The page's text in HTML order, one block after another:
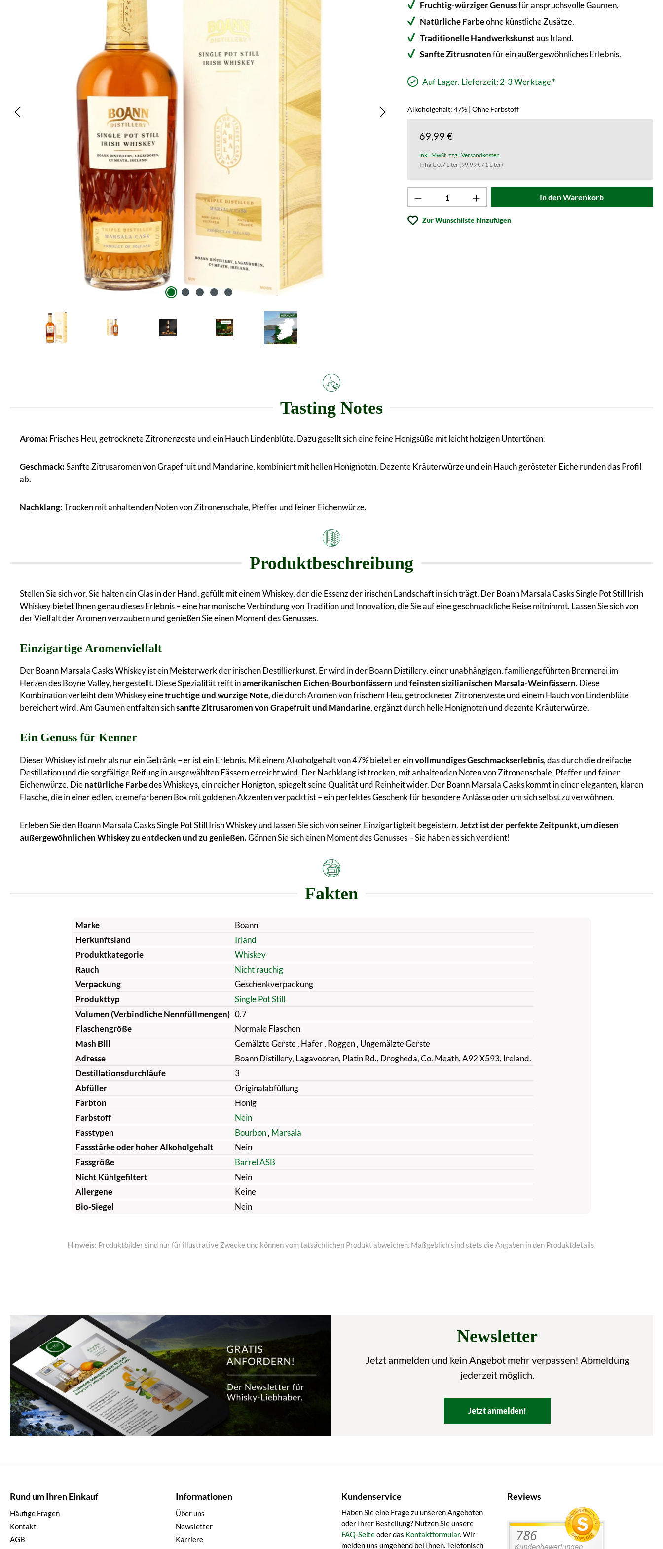
Fruchtig-würziger Genussfür anspruchsvolle Gaumen.
Natürliche Farbeohne künstliche Zusätze.
Traditionelle Handwerkskunstaus Irland.
Sanfte Zitrusnotenfür ein außergewöhnliches Erlebnis.
Auf Lager. Lieferzeit: 2-3 Werktage.*
Alkoholgehalt: 47% | Ohne Farbstoff
69,99 €
inkl. MwSt. zzgl. Versandkosten
Inhalt:0.7 Liter(99,99 € / 1 Liter)
Produkt Anzahl: Gib den gewünschten Wert ein
In den Warenkorb
Zur Wunschliste hinzufügen
Tasting Notes
Aroma: Frisches Heu, getrocknete Zitronenzeste und ein Hauch Lindenblüte. Dazu gesellt sich eine feine Honigsüße mit leicht holzigen Untertönen.
Geschmack:Sanfte Zitrusaromen von Grapefruit und Mandarine, kombiniert mit hellen Honignoten. Dezente Kräuterwürze und ein Hauch gerösteter Eiche runden das Profil
ab.
Nachklang:Trocken mit anhaltenden Noten von Zitronenschale, Pfeffer und feiner Eichenwürze.
Produktbeschreibung
Stellen Sie sich vor, Sie halten ein Glas in der Hand, gefüllt mit einem Whiskey, der die Essenz der irischen Landschaft in sich trägt. Der Boann Marsala Casks Single Pot Still Irish
Whiskey bietet Ihnen genau dieses Erlebnis – eine harmonische Verbindung von Tradition und Innovation, die Sie auf eine geschmackliche Reise mitnimmt. Lassen Sie sich von
der Vielfalt der Aromen verzaubern und genießen Sie einen Moment des Genusses.
Einzigartige Aromenvielfalt
Der Boann Marsala Casks Whiskey ist ein Meisterwerk der irischen Destillierkunst. Er wird in der Boann Distillery, einer unabhängigen, familiengeführten Brennerei im
Herzen des Boyne Valley, hergestellt. Diese Spezialität reift inamerikanischen Eichen-Bourbonfässern undfeinsten sizilianischen Marsala-Weinfässern. Diese
Kombination verleiht dem Whiskey einefruchtige und würzige Note, die durch Aromen von frischem Heu, getrockneter Zitronenzeste und einem Hauch von Lindenblüte
bereichert wird. Am Gaumen entfalten sichsanfte Zitrusaromen von Grapefruit und Mandarine, ergänzt durch helle Honignoten und dezente Kräuterwürze.
Ein Genuss für Kenner
Dieser Whiskey ist mehr als nur ein Getränk – er ist ein Erlebnis. Mit einem Alkoholgehalt von 47% bietet er einvollmundiges Geschmackserlebnis, das durch die dreifache
Destillation und die sorgfältige Reifung in ausgewählten Fässern erreicht wird. Der Nachklang ist trocken, mit anhaltenden Noten von Zitronenschale, Pfeffer und feiner
Eichenwürze. Dienatürliche Farbedes Whiskeys, ein reicher Honigton, spiegelt seine Qualität und Reinheit wider. Der Boann Marsala Casks kommt in einer eleganten, klaren
Flasche, die in einer edlen, cremefarbenen Box mit goldenen Akzenten verpackt ist – ein perfektes Geschenk für besondere Anlässe oder um sich selbst zu verwöhnen.
Erleben Sie den Boann Marsala Casks Single Pot Still Irish Whiskey und lassen Sie sich von seiner Einzigartigkeit begeistern.Jetzt ist der perfekte Zeitpunkt, um diesen
außergewöhnlichen Whiskey zu entdecken und zu genießen.Gönnen Sie sich einen Moment des Genusses – Sie haben es sich verdient!
Fakten
Marke
Boann
Herkunftsland
Irland
Produktkategorie
Whiskey
Rauch
Nicht rauchig
Verpackung
Geschenkverpackung
Produkttyp
Single Pot Still
Volumen (Verbindliche Nennfüllmengen) 0.7
Flaschengröße
Normale Flaschen
Mash Bill
Gemälzte Gerste, Hafer, Roggen, Ungemälzte Gerste
Adresse
Boann Distillery, Lagavooren, Platin Rd., Drogheda, Co. Meath, A92 X593, Ireland.
Destillationsdurchläufe
3
Abfüller
Originalabfüllung
Farbton
Honig
Farbstoff
Nein
Fasstypen
Bourbon, Marsala
Fassstärke oder hoher Alkoholgehalt
Nein
Fassgröße
Barrel ASB
Nicht Kühlgefiltert
Nein
Allergene
Keine
Bio-Siegel
Nein
Hinweis: Produktbilder sind nur für illustrative Zwecke und können vom tatsächlichen Produkt abweichen. Maßgeblich sind stets die Angaben in den Produktdetails.
Newsletter
Jetzt anmelden und kein Angebot mehr verpassen! Abmeldung
jederzeit möglich.
Jetzt anmelden!
Rund um Ihren Einkauf
Häufige Fragen
Kontakt
AGB
Informationen
Über uns
Newsletter
Karriere
Kundenservice
Haben Sie eine Frage zu unseren Angeboten
oder Ihrer Bestellung? Nutzen Sie unsere
FAQ-Seiteoder das Kontaktformular. Wir
melden uns umgehend bei Ihnen. Telefonisch
Reviews